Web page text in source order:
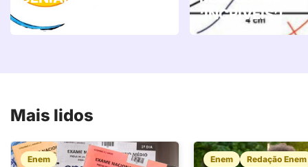
‘INCRÍVEIS’!
Mais lidos
Enem Enem Redação Enem